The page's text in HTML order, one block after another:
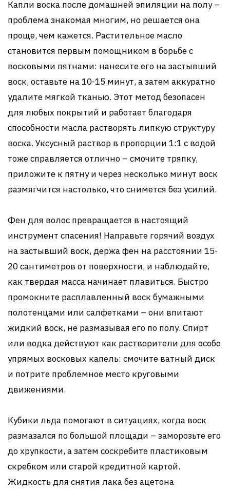
Капли воска после домашней эпиляции на полу –
проблема знакомая многим, но решается она
проще, чем кажется. Растительное масло
становится первым помощником в борьбе с
восковыми пятнами: нанесите его на застывший
воск, оставьте на 10-15 минут, а затем аккуратно
удалите мягкой тканью. Этот метод безопасен
для любых покрытий и работает благодаря
способности масла растворять липкую структуру
воска. Уксусный раствор в пропорции 1:1 с водой
тоже справляется отлично – смочите тряпку,
приложите к пятну и через несколько минут воск
размягчится настолько, что снимется без усилий.
Фен для волос превращается в настоящий
инструмент спасения! Направьте горячий воздух
на застывший воск, держа фен на расстоянии 15-
20 сантиметров от поверхности, и наблюдайте,
как твердая масса начинает плавиться. Быстро
промокните расплавленный воск бумажными
полотенцами или салфетками – они впитают
жидкий воск, не размазывая его по полу. Спирт
или водка действуют как растворители для особо
упрямых восковых капель: смочите ватный диск
и потрите проблемное место круговыми
движениями.
Кубики льда помогают в ситуациях, когда воск
размазался по большой площади – заморозьте его
до хрупкости, а затем соскребите пластиковым
скребком или старой кредитной картой.
Жидкость для снятия лака без ацетона